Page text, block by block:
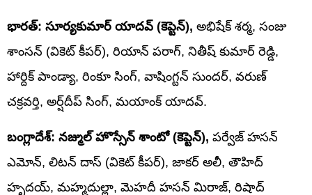
భారత్: సూర్యకుమార్ యాదవ్ (కెప్టెన్), అభిషేక్ శర్మ, సంజు
శాంసన్ (వికెట్ కీపర్), రియాన్ పరాగ్, నితీష్ కుమార్ రెడ్డి,
హార్దిక్ పాండ్యా, రింకూ సింగ్, వాషింగ్టన్ సుందర్, వరుణ్
చక్రవర్తి, అర్ష్‌దీప్ సింగ్, మయాంక్ యాదవ్.
బంగ్లాదేశ్: నజ్ముల్ హొస్సేన్ శాంటో (కెప్టెన్), పర్వేజ్ హసన్
ఎమోన్, లిటన్ దాస్ (వికెట్ కీపర్), జాకర్ అలీ, తౌహిద్
హృదయ్, మహ్మదుల్లా, మెహదీ హసన్ మిరాజ్, రిషాద్